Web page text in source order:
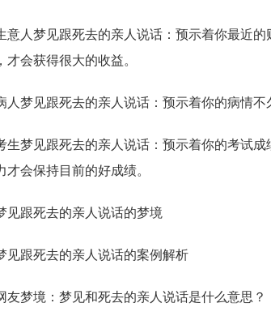
梦见跟死去的亲人说话：预示着你最近的
才会获得很大的收益。
见跟死去的亲人说话：预示着你的病情不
见跟死去的亲人说话：预示着你的考试成
才会保持目前的好成绩。
跟死去的亲人说话的梦境
跟死去的亲人说话的案例解析
梦境：梦见和死去的亲人说话是什么意思？